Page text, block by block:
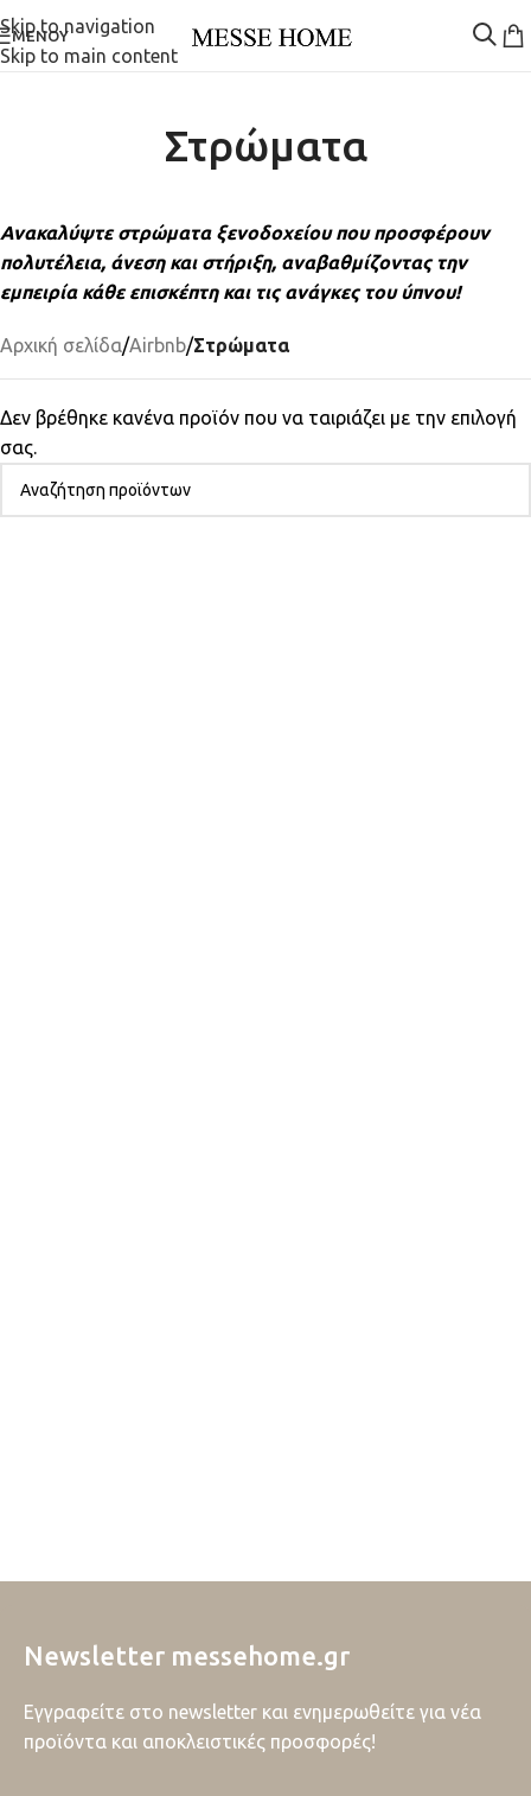
Skip to navigation
Skip to main content
ΜΕΝΟΎ
Στρώματα
Ανακαλύψτε στρώματα ξενοδοχείου που προσφέρουν
πολυτέλεια, άνεση και στήριξη, αναβαθμίζοντας την
εμπειρία κάθε επισκέπτη και τις ανάγκες του ύπνου!
Αρχική σελίδα/Airbnb/Στρώματα
Δεν βρέθηκε κανένα προϊόν που να ταιριάζει με την επιλογή
σας.
Newsletter messehome.gr
Εγγραφείτε στο newsletter και ενημερωθείτε για νέα
προϊόντα και αποκλειστικές προσφορές!